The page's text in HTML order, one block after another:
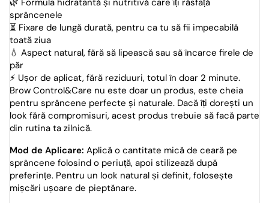
sprâncenele
⏳ Fixare de lungă durată, pentru ca tu să fii impecabilă
toată ziua
💧 Aspect natural, fără să lipească sau să încarce firele de
păr
⚡ Ușor de aplicat, fără reziduuri, totul în doar 2 minute.
Brow Control&Care nu este doar un produs, este cheia
pentru sprâncene perfecte și naturale. Dacă îți dorești un
look fără compromisuri, acest produs trebuie să facă parte
din rutina ta zilnică.
Mod de Aplicare: Aplică o cantitate mică de ceară pe
sprâncene folosind o periuță, apoi stilizează după
preferințe. Pentru un look natural și definit, folosește
mișcări ușoare de pieptănare.